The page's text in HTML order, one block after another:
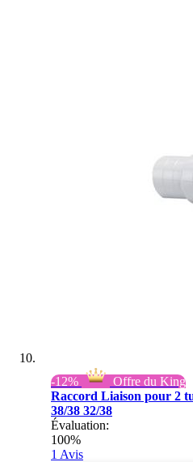
-12%
Offre du King
Raccord Liaison pour 2
38/38 32/38
Évaluation:
100%
1 Avis